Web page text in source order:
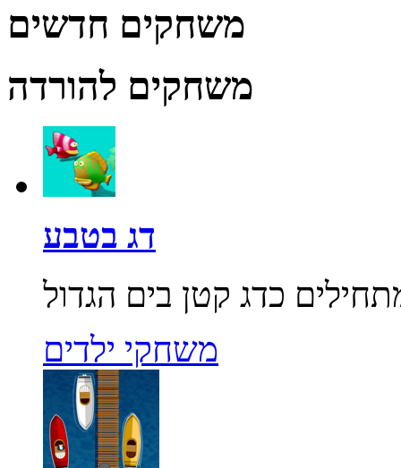
משחקים חדשים
משחקים להורדה
דג בטבע
משחקי ילדים